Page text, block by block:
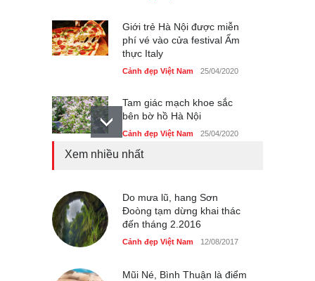
Giới trẻ Hà Nội được miễn
phí vé vào cửa festival Ẩm
thực Italy
Cảnh đẹp Việt Nam 25/04/2020
Tam giác mạch khoe sắc
bên bờ hồ Hà Nội
Cảnh đẹp Việt Nam 25/04/2020
Cảnh đẹp Việt Nam 24/04/2020
Những món ăn đồng quê
dân dã ở Sài Gòn
Xem nhiều nhất
Do mưa lũ, hang Sơn
Đoòng tạm dừng khai thác
đến tháng 2.2016
Cảnh đẹp Việt Nam 12/08/2017
Mũi Né, Bình Thuận là điểm